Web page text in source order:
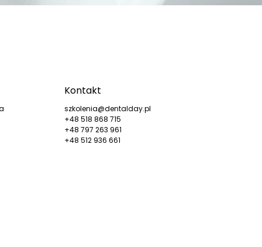
Kontakt
szkolenia@dentalday.pl
+48 518 868 715
+48 797 263 961
+48 512 936 661